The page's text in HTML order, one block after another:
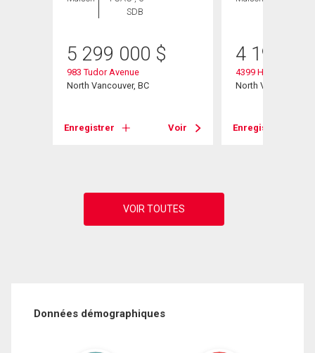
SDB
5 299 000 $
983 Tudor Avenue
North Vancouver, BC
Enregistrer Voir
4 195
4399 Highland
North Vancouver,
Enregistrer
Données démographiques